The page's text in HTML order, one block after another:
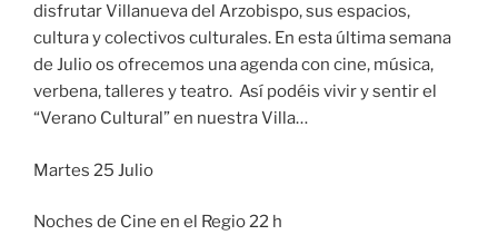
disfrutar Villanueva del Arzobispo, sus espacios,
cultura y colectivos culturales. En esta última semana
de Julio os ofrecemos una agenda con cine, música,
verbena, talleres y teatro. Así podéis vivir y sentir el
“Verano Cultural” en nuestra Villa…
Martes 25 Julio
Noches de Cine en el Regio 22 h